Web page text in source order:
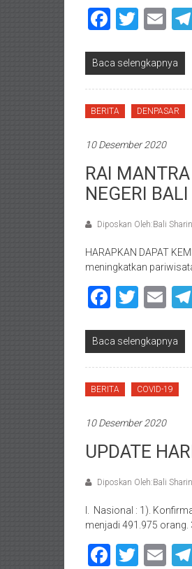
Baca selengkapnya
BERITA DENPASAR
10 Desember 2020
RAI
NEGERI BALI
Diposkan Oleh:Bali
HARAPKAN DAPAT
meningkatkan
Baca selengkapnya
BERITA COVID-19
10 Desember 2020
UPDATE
Diposkan Oleh:Bali
I. Nasional : 1).
menjadi 491.975